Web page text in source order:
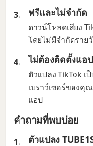
ฟรีและไม่จำกัด
ดาวน์โหลดเสียง
โดยไม่มีจำกัดราย
ไม่ต้องติดตั้งแอป
ตัวแปลง TikTok เ
เบราว์เซอร์ของ
แอป
คำถามที่พบบ่อย
ตัวแปลง